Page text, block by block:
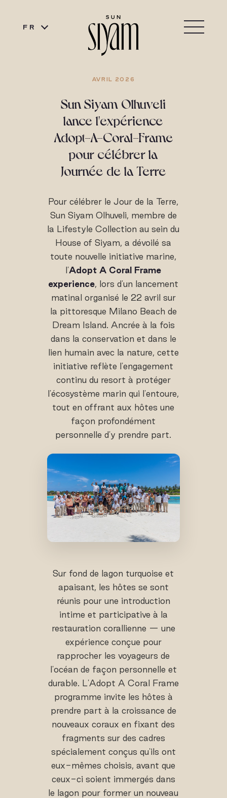
FR
AVRIL 2026
Sun Siyam Olhuveli
lance l'expérience
Adopt-A-Coral-Frame
pour célébrer la
Journée de la Terre
Pour célébrer le Jour de la Terre,
Sun Siyam Olhuveli, membre de
la Lifestyle Collection au sein du
House of Siyam, a dévoilé sa
toute nouvelle initiative marine,
l'Adopt A Coral Frame
experience, lors d'un lancement
matinal organisé le 22 avril sur
la pittoresque Milano Beach de
Dream Island. Ancrée à la fois
dans la conservation et dans le
lien humain avec la nature, cette
initiative reflète l'engagement
continu du resort à protéger
l'écosystème marin qui l'entoure,
tout en offrant aux hôtes une
façon profondément
personnelle d'y prendre part.
Sur fond de lagon turquoise et
apaisant, les hôtes se sont
réunis pour une introduction
intime et participative à la
restauration corallienne — une
expérience conçue pour
rapprocher les voyageurs de
l'océan de façon personnelle et
durable. L'Adopt A Coral Frame
programme invite les hôtes à
prendre part à la croissance de
nouveaux coraux en fixant des
fragments sur des cadres
spécialement conçus qu'ils ont
eux-mêmes choisis, avant que
ceux-ci soient immergés dans
le lagon pour former un nouveau